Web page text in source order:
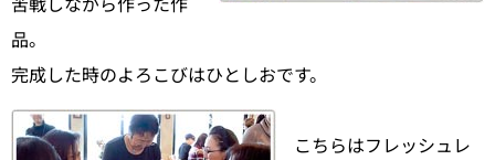
品。
完成した時のよろこびはひとしおです。
こちらはフレッシュレ